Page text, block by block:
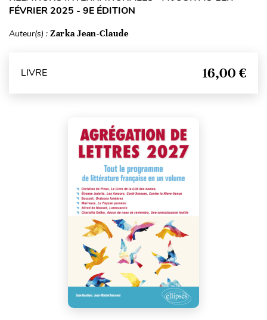
FÉVRIER 2025 - 9E ÉDITION
Auteur(s) : Zarka Jean-Claude
LIVRE 16,00 €